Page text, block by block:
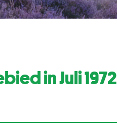
in Juli 1972